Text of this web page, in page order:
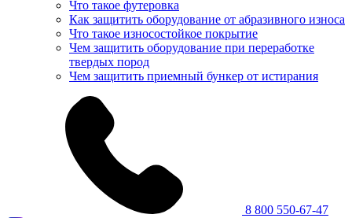
Что такое футеровка
Как защитить оборудование от абразивного износа
Что такое износостойкое покрытие
Чем защитить оборудование при переработке
твердых пород
Чем защитить приемный бункер от истирания
8 800 550-67-47